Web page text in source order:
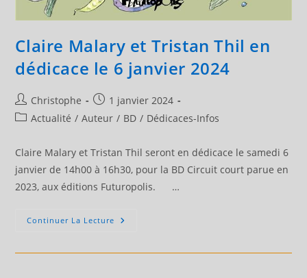
Claire Malary et Tristan Thil en
dédicace le 6 janvier 2024
Auteur/autrice
de
Christophe
Publication
publiée :
1 janvier 2024
PostActualité / Auteur / BD / Dédicaces-Infos
Claire Malary et Tristan Thil seront en dédicace le samedi 6
janvier de 14h00 à 16h30, pour la BD Circuit court parue en
2023, aux éditions Futuropolis. …
Continuer La Lecture Claire